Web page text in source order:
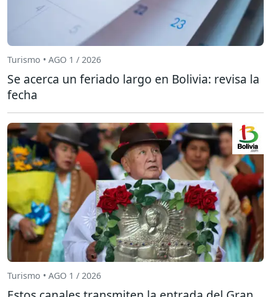
Turismo • AGO 1 / 2026
Se acerca un feriado largo en Bolivia: revisa la
fecha
Turismo • AGO 1 / 2026